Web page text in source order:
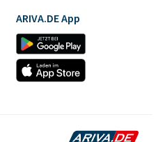
ARIVA.DE App